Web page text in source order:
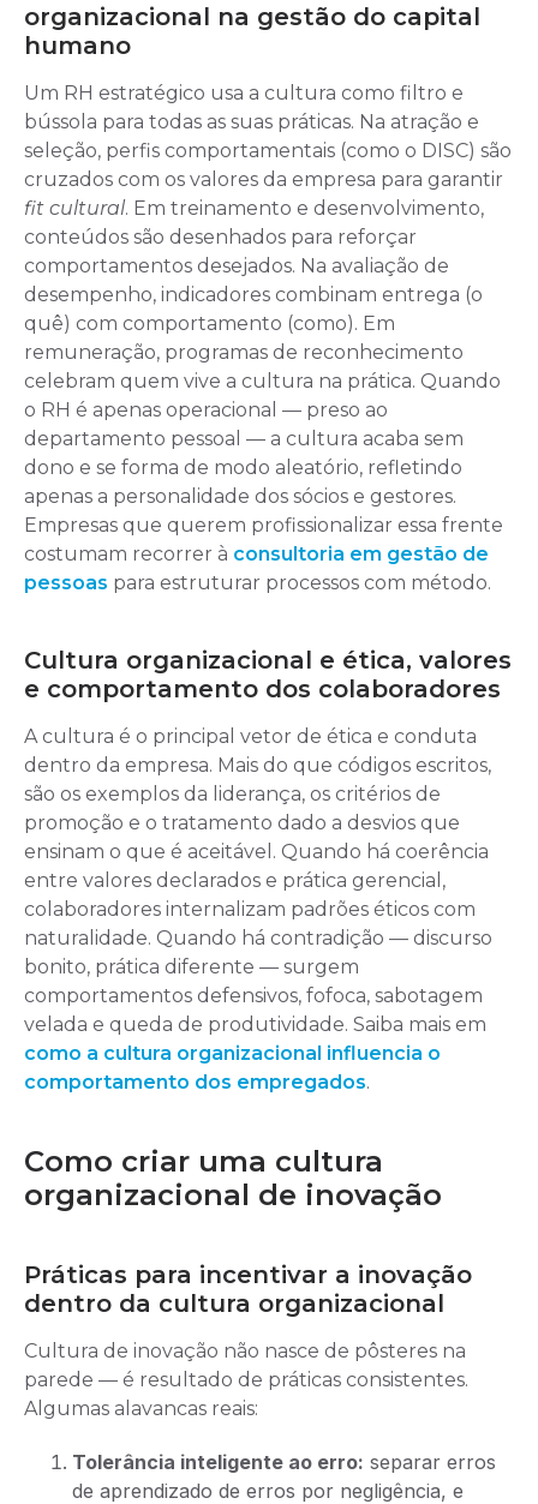
organizacional na gestão do capital
humano
Um RH estratégico usa a cultura como filtro e
bússola para todas as suas práticas. Na atração e
seleção, perfis comportamentais (como o DISC) são
cruzados com os valores da empresa para garantir
fit cultural. Em treinamento e desenvolvimento,
conteúdos são desenhados para reforçar
comportamentos desejados. Na avaliação de
desempenho, indicadores combinam entrega (o
quê) com comportamento (como). Em
remuneração, programas de reconhecimento
celebram quem vive a cultura na prática. Quando
o RH é apenas operacional — preso ao
departamento pessoal — a cultura acaba sem
dono e se forma de modo aleatório, refletindo
apenas a personalidade dos sócios e gestores.
Empresas que querem profissionalizar essa frente
costumam recorrer à consultoria em gestão de
pessoas para estruturar processos com método.
Cultura organizacional e ética, valores
e comportamento dos colaboradores
A cultura é o principal vetor de ética e conduta
dentro da empresa. Mais do que códigos escritos,
são os exemplos da liderança, os critérios de
promoção e o tratamento dado a desvios que
ensinam o que é aceitável. Quando há coerência
entre valores declarados e prática gerencial,
colaboradores internalizam padrões éticos com
naturalidade. Quando há contradição — discurso
bonito, prática diferente — surgem
comportamentos defensivos, fofoca, sabotagem
velada e queda de produtividade. Saiba mais em
como a cultura organizacional influencia o
comportamento dos empregados.
Como criar uma cultura
organizacional de inovação
Práticas para incentivar a inovação
dentro da cultura organizacional
Cultura de inovação não nasce de pôsteres na
parede — é resultado de práticas consistentes.
Algumas alavancas reais:
Tolerância inteligente ao erro: separar erros
de aprendizado de erros por negligência, e